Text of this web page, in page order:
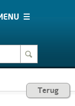
Terug